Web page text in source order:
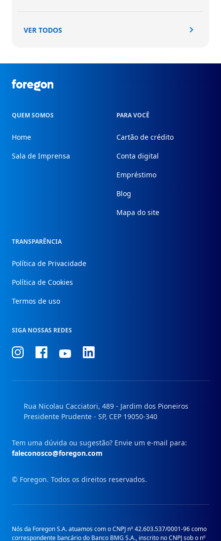
VER TODOS
Foregon.com
QUEM SOMOS
Home
Sala de Imprensa
PARA VOCÊ
Cartão de crédito
Conta digital
Empréstimo
Blog
Mapa do site
TRANSPARÊNCIA
Política de Privacidade
Política de Cookies
Termos de uso
SIGA NOSSAS REDES
ConheçaConheçaConheçaConheça
Rua Nicolau Cacciatori, 489 - Jardim dos Pioneiros
Presidente Prudente - SP, CEP 19050-340
Tem uma dúvida ou sugestão? Envie um e-mail para:
faleconosco@foregon.com
© Foregon. Todos os direitos reservados.
Nós da Foregon S.A. atuamos com o CNPJ nº 42.603.537/0001-96 como
correspondente bancário do Banco BMG S.A., inscrito no CNPJ sob o nº